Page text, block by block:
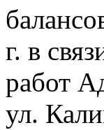
г. в
работ
ул.